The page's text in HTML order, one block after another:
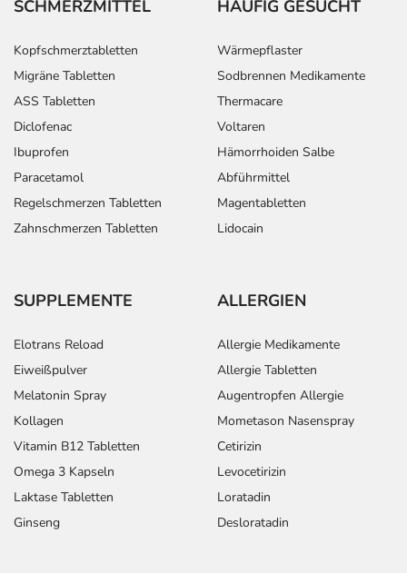
SCHMERZMITTEL
Kopfschmerztabletten
Migräne Tabletten
ASS Tabletten
Diclofenac
Ibuprofen
Paracetamol
Regelschmerzen Tabletten
Zahnschmerzen Tabletten
HÄUFIG GESUCHT
Wärmepflaster
Sodbrennen Medikamente
Thermacare
Voltaren
Hämorrhoiden Salbe
Abführmittel
Magentabletten
Lidocain
SUPPLEMENTE
Elotrans Reload
Eiweißpulver
Melatonin Spray
Kollagen
Vitamin B12 Tabletten
Omega 3 Kapseln
Laktase Tabletten
Ginseng
ALLERGIEN
Allergie Medikamente
Allergie Tabletten
Augentropfen Allergie
Mometason Nasenspray
Cetirizin
Levocetirizin
Loratadin
Desloratadin